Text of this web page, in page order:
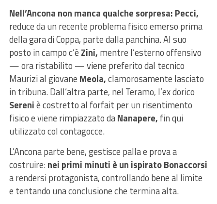
Nell’Ancona non manca qualche sorpresa: Pecci,
reduce da un recente problema fisico emerso prima
della gara di Coppa, parte dalla panchina. Al suo
posto in campo c’è Zini, mentre l’esterno offensivo
— ora ristabilito — viene preferito dal tecnico
Maurizi al giovane Meola,clamorosamente lasciato
in tribuna.Dall’altra parte, nel Teramo, l’ex dorico
Sereniè costretto al forfait per un risentimento
fisico e viene rimpiazzato daNanapere, fin qui
utilizzato col contagocce.
L’Ancona parte bene, gestisce palla e prova a
costruire:nei primi minuti è un ispirato Bonaccorsi
a rendersi protagonista, controllando bene al limite
e tentando una conclusione che termina alta.